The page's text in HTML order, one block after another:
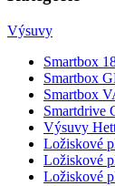
Výsuvy
Smartbox
Smartbox
Smartbox
Smartdrive
Výsuvy
Ložiskové
Ložiskové
Ložiskové